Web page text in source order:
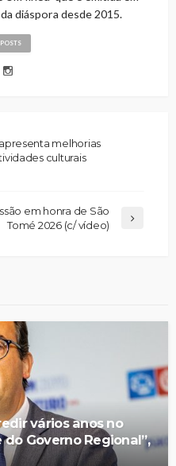
diáspora desde 2015.
melhorias
culturais
em honra de São
Tomé 2026 (c/ vídeo)
vários anos no
Governo Regional”,